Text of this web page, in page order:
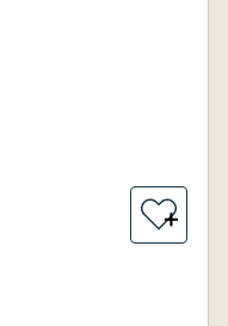
＋